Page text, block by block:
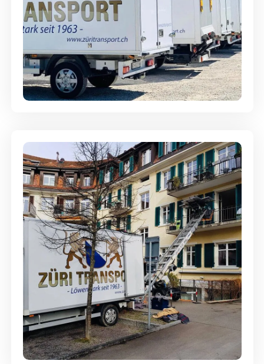
Möbellagerung - Alles sicher
aufbewahrt
Entsorgung & Räumung